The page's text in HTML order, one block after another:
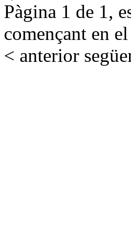
Pàgina 1 de 1,
començant en
< anterior